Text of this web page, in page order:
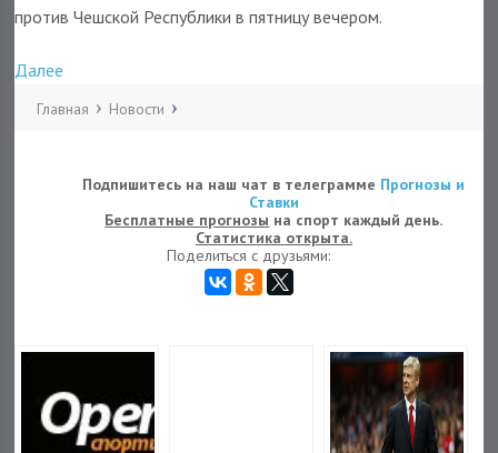
против Чешской Республики в пятницу вечером.
Далее
Главная Новости
Подпишитесь на наш чат в телеграмме Прогнозы и
Ставки
Бесплатные прогнозы на спорт каждый день.
Статистика открыта.
Поделиться с друзьями: